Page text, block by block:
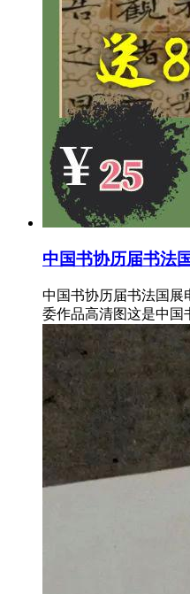
中国书协历届书法
中国书协历届书法国展
委作品高清图这是中国